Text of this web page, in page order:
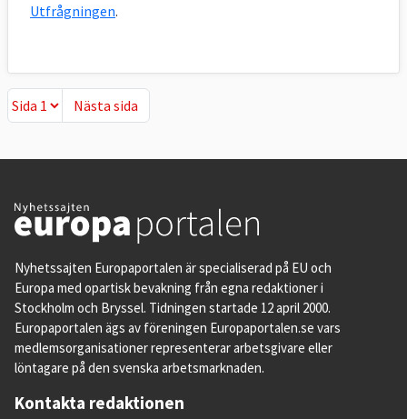
Utfrågningen.
Nästa sida
Nästa sida
Nyhetssajten Europaportalen är specialiserad på EU och
Europa med opartisk bevakning från egna redaktioner i
Stockholm och Bryssel. Tidningen startade 12 april 2000.
Europaportalen ägs av föreningen Europaportalen.se vars
medlemsorganisationer representerar arbetsgivare eller
löntagare på den svenska arbetsmarknaden.
Kontakta redaktionen